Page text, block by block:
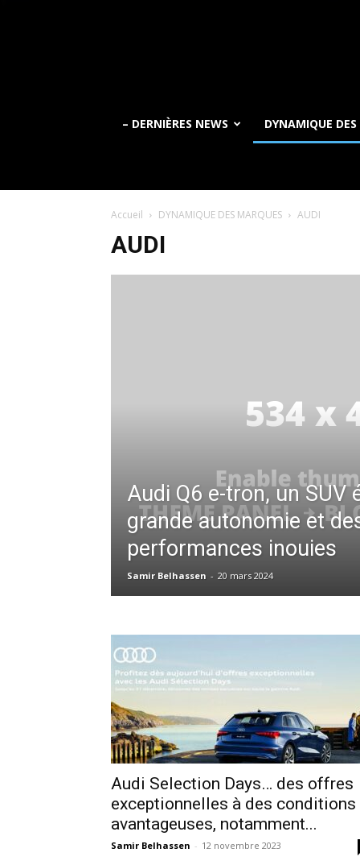
– DERNIÈRES NEWS DYNAMIQUE
Accueil DYNAMIQUE DES MARQUES AUDI
AUDI
Audi Q6 e-tron, un SUV
grande autonomie et
performances inouies
Samir Belhassen - 20 mars 2024
Audi Selection Days… des offres
exceptionnelles à des conditions
avantageuses, notamment...
Samir Belhassen - 12 novembre 2023